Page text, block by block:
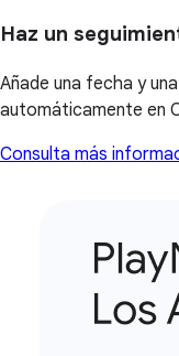
Haz un
Añade una fecha y
automáticamente en
Consulta más